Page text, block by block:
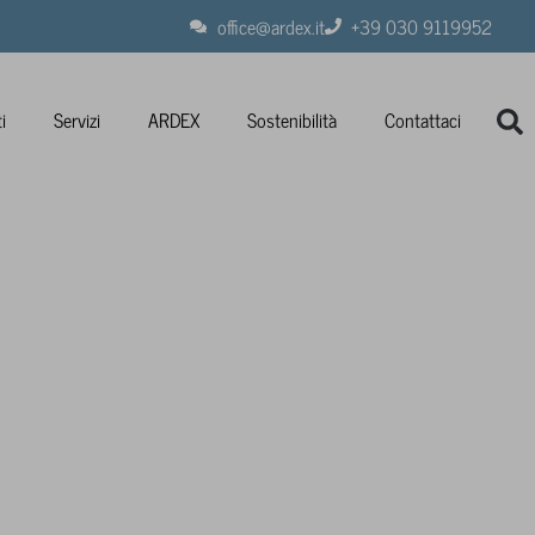
office@ardex.it +39 030 9119952
Servizi ARDEX Sostenibilità Contattaci